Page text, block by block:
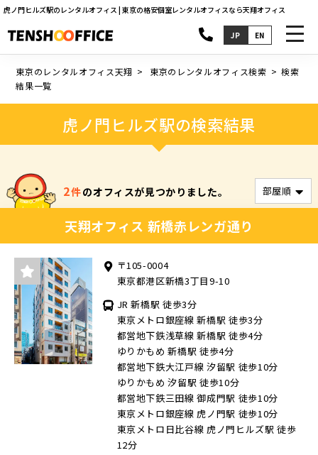
虎ノ門ヒルズ駅のレンタルオフィス | 東京の格安個室レンタルオフィスなら天翔オフィス
JP EN
東京のレンタルオフィス天翔 東京のレンタルオフィス検索
検索
結果一覧
虎ノ門ヒルズ駅の検索結果
2件のオフィスが見つかりました。
天翔オフィス 新橋赤レンガ通り
〒105-0004
東京都港区新橋3丁目9-10
JR 新橋駅 徒歩3分
東京メトロ銀座線 新橋駅 徒歩3分
都営地下鉄浅草線 新橋駅 徒歩4分
ゆりかもめ 新橋駅 徒歩4分
都営地下鉄大江戸線 汐留駅 徒歩10分
ゆりかもめ 汐留駅 徒歩10分
都営地下鉄三田線 御成門駅 徒歩10分
東京メトロ銀座線 虎ノ門駅 徒歩10分
東京メトロ日比谷線 虎ノ門ヒルズ駅 徒歩
12分